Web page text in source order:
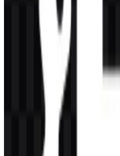
rekayasa, dan kejernihan teknis.
Mengapa Rust SVG
Rust SVG berguna karena dapat
web, dokumentasi, dan alat
geometri simbol yang tajam.